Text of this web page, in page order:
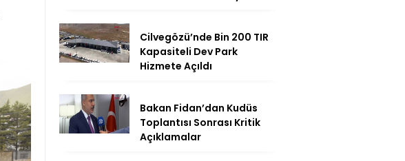
Cilvegözü’nde Bin 200 TIR
Kapasiteli Dev Park
Hizmete Açıldı
Bakan Fidan’dan Kudüs
Toplantısı Sonrası Kritik
Açıklamalar